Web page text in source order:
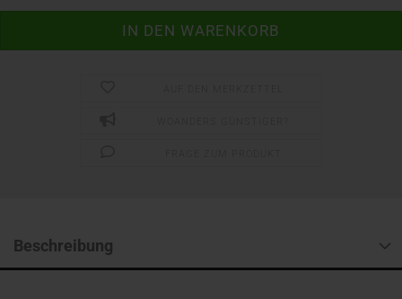
Beschreibung